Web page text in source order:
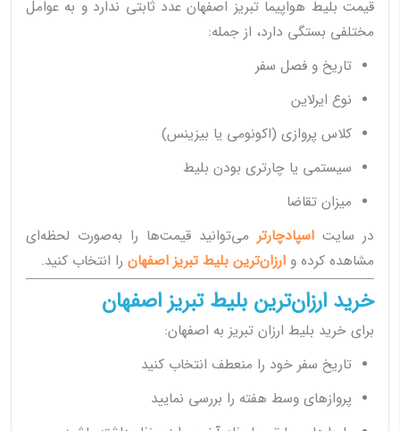
قیمت بلیط هواپیما تبریز اصفهان عدد ثابتی ندارد و به عوامل
مختلفی بستگی دارد، از جمله:
تاریخ و فصل سفر
نوع ایرلاین
کلاس پروازی (اکونومی یا بیزینس)
سیستمی یا چارتری بودن بلیط
میزان تقاضا
در سایت اسپادچارتر می‌توانید قیمت‌ها را به‌صورت لحظه‌ای
مشاهده کرده و ارزان‌ترین بلیط تبریز اصفهان را انتخاب کنید.
خرید ارزان‌ترین بلیط تبریز اصفهان
برای خرید بلیط ارزان تبریز به اصفهان:
تاریخ سفر خود را منعطف انتخاب کنید
پروازهای وسط هفته را بررسی نمایید